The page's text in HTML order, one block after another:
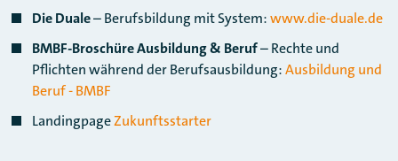
Die Duale– Berufsbildung mit System:www.die-duale.de
BMBF-Broschüre Ausbildung & Beruf– Rechte und
Pflichten während der Berufsausbildung:Ausbildung und
Beruf - BMBF
LandingpageZukunftsstarter